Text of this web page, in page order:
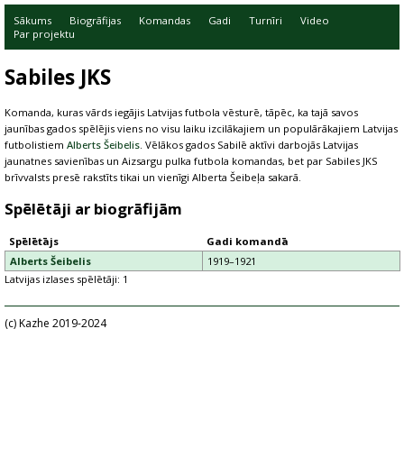
Sākums Biogrāfijas Komandas Gadi Turnīri
Video
Par projektu
Sabiles JKS
Komanda, kuras vārds iegājis Latvijas futbola vēsturē, tāpēc, ka tajā savos
jaunības gados spēlējis viens no visu laiku izcilākajiem un populārākajiem Latvijas
futbolistiem Alberts Šeibelis. Vēlākos gados Sabilē aktīvi darbojās Latvijas
jaunatnes savienības un Aizsargu pulka futbola komandas, bet par Sabiles JKS
brīvvalsts presē rakstīts tikai un vienīgi Alberta Šeibeļa sakarā.
Spēlētāji ar biogrāfijām
Spēlētājs
Gadi komandā
Alberts Šeibelis
1919–1921
Latvijas izlases spēlētāji: 1
(c) Kazhe 2019-2024